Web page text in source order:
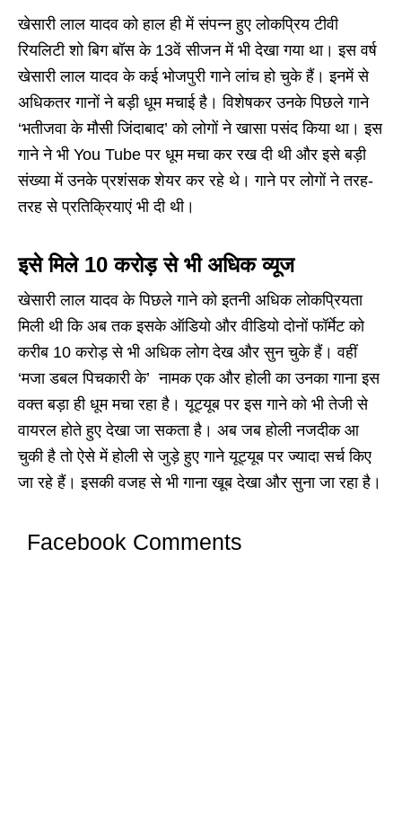
खेसारी लाल यादव को हाल ही में संपन्न हुए लोकप्रिय टीवी
रियलिटी शो बिग बॉस के 13वें सीजन में भी देखा गया था। इस वर्ष
खेसारी लाल यादव के कई भोजपुरी गाने लांच हो चुके हैं। इनमें से
अधिकतर गानों ने बड़ी धूम मचाई है। विशेषकर उनके पिछले गाने
‘भतीजवा के मौसी जिंदाबाद’ को लोगों ने खासा पसंद किया था। इस
गाने ने भी You Tube पर धूम मचा कर रख दी थी और इसे बड़ी
संख्या में उनके प्रशंसक शेयर कर रहे थे। गाने पर लोगों ने तरह-
तरह से प्रतिक्रियाएं भी दी थी।
इसे मिले 10 करोड़ से भी अधिक व्यूज
खेसारी लाल यादव के पिछले गाने को इतनी अधिक लोकप्रियता
मिली थी कि अब तक इसके ऑडियो और वीडियो दोनों फॉर्मेट को
करीब 10 करोड़ से भी अधिक लोग देख और सुन चुके हैं। वहीं
‘मजा डबल पिचकारी के’ नामक एक और होली का उनका गाना इस
वक्त बड़ा ही धूम मचा रहा है। यूट्यूब पर इस गाने को भी तेजी से
वायरल होते हुए देखा जा सकता है। अब जब होली नजदीक आ
चुकी है तो ऐसे में होली से जुड़े हुए गाने यूट्यूब पर ज्यादा सर्च किए
जा रहे हैं। इसकी वजह से भी गाना खूब देखा और सुना जा रहा है।
Facebook Comments